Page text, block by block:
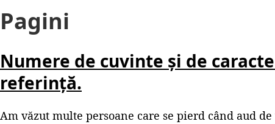
Pagini
Numere de cuvinte și de
referință.
Am văzut multe persoane care se pierd când aud